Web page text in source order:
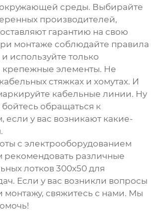
среды. Выбирайте
производителей,
гарантию на свою
монтаже соблюдайте правила
используйте только
крепежные элементы. Не
стяжках и хомутах. И
кабельные линии. Ну
обращаться к
если у вас возникают какие-
с электрооборудованием
рекомендовать различные
лотков 300х50 для
Если у вас возникли вопросы
монтажу, свяжитесь с нами. Мы